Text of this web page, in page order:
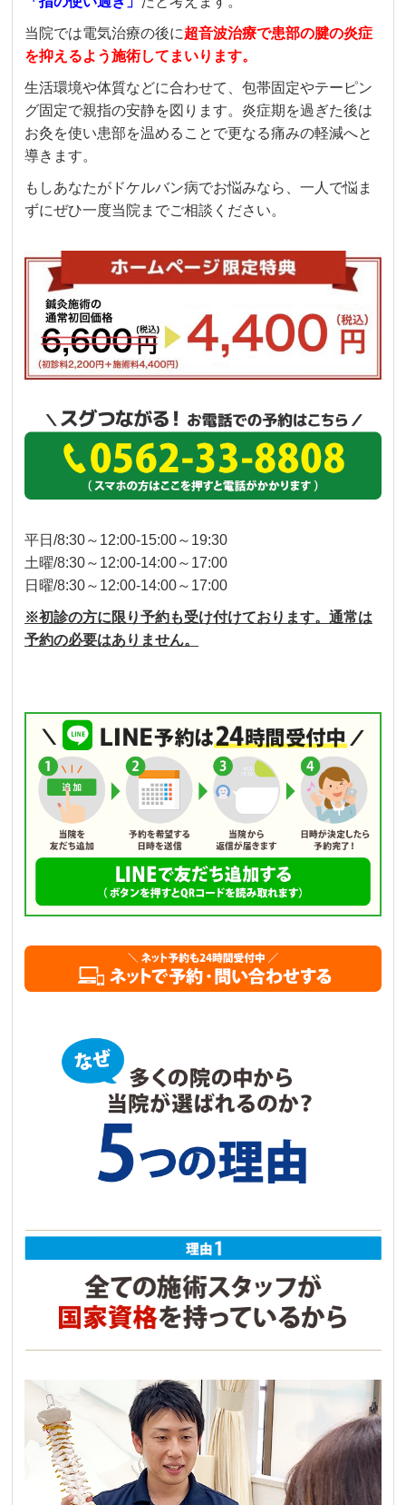
当院では電気治療の後に超音波治療で患部の腱の炎症
を抑えるよう施術してまいります。
生活環境や体質などに合わせて、包帯固定やテーピン
グ固定で親指の安静を図ります。炎症期を過ぎた後は
お灸を使い患部を温めることで更なる痛みの軽減へと
導きます。
もしあなたがドケルバン病でお悩みなら、一人で悩ま
ずにぜひ一度当院までご相談ください。
平日/8:30～12:00-15:00～19:30
土曜/8:30～12:00-14:00～17:00
日曜/8:30～12:00-14:00～17:00
※初診の方に限り予約も受け付けております。通常は
予約の必要はありません。